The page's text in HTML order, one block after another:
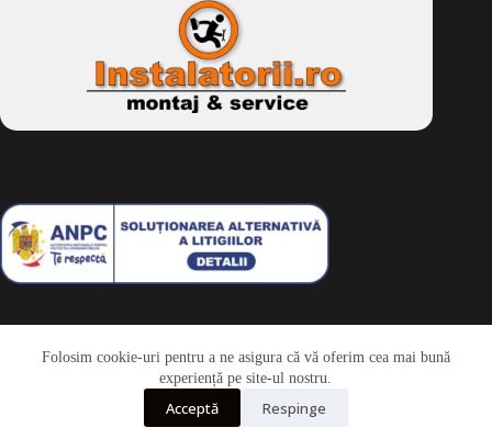
Folosim cookie-uri pentru a ne asigura că vă oferim cea mai bună
experiență pe site-ul nostru.
Acceptă Respinge
Drepturi de autor © 2026 - Dkbike.ropowered by